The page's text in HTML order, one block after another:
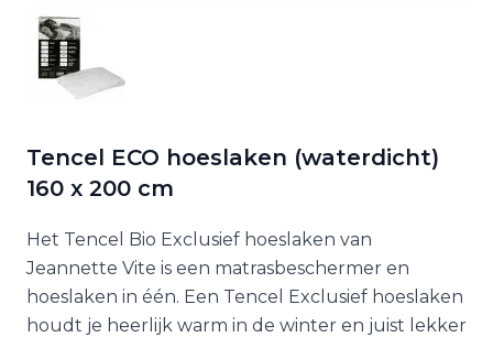
Tencel ECO hoeslaken (waterdicht)
160 x 200 cm
Het Tencel Bio Exclusief hoeslaken van
Jeannette Vite is een matrasbeschermer en
hoeslaken in één. Een Tencel Exclusief hoeslaken
houdt je heerlijk warm in de winter en juist lekker